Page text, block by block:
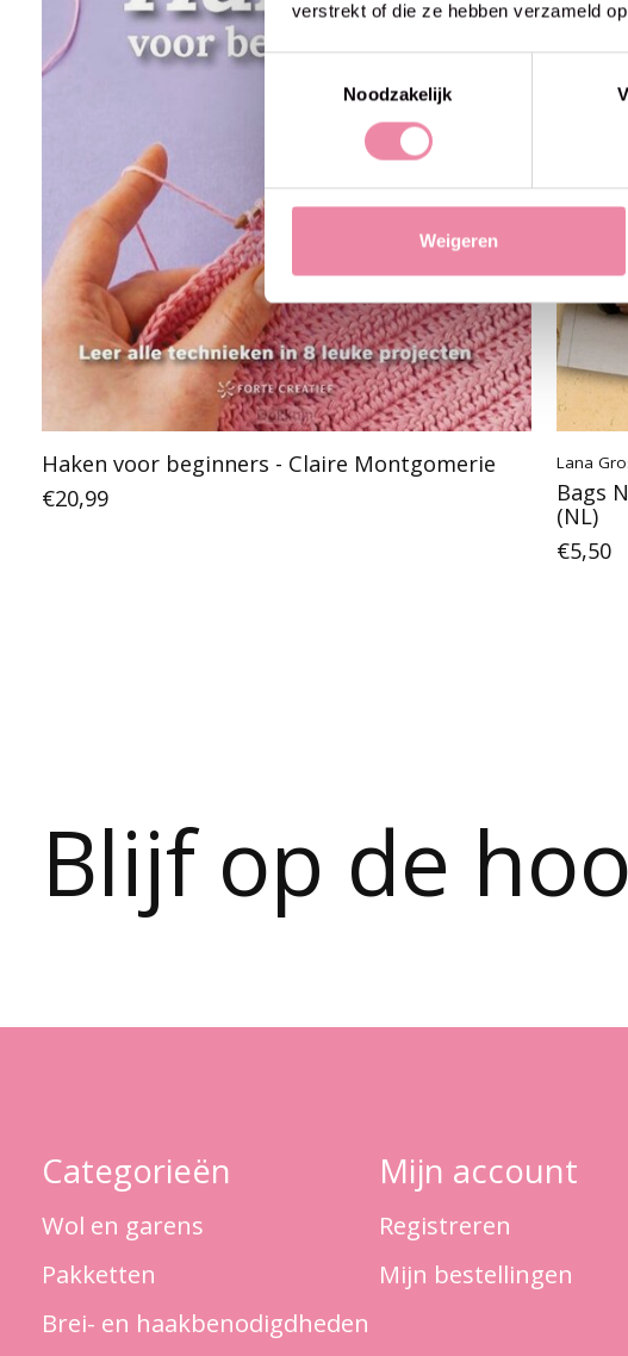
verstrekt of die ze hebben verzameld
Toestemmingsselectie
Noodzakelijk
Weigeren
Haken voor beginners - Claire Montgomerie
€20,99
Lana
Bags
(NL)
€5,50
Blijf op de
Categorieën
Wol en garens
Pakketten
Brei- en haakbenodigdheden
Mijn account
Registreren
Mijn bestellingen